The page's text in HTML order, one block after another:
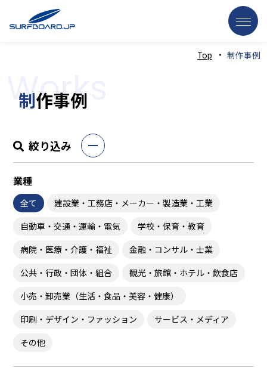
私たちについて
制 作事例
業務案内
ホームページ制作
AI×クラウド業務支援サービス
Webシステム開発
初めての方へ
5つのごめんなさい
Top 制作事例
Works
制作事例
絞り込み
業種
全て
建設業・工務店・メーカー・製造業・工業
自動車・交通・運輸・電気
学校・保育・教育
病院・医療・介護・福祉
金融・コンサル・士業
公共・行政・団体・組合
観光・旅館・ホテル・飲食店
小売・卸売業（生活・食品・美容・健康）
印刷・デザイン・ファッション
サービス・メディア
その他